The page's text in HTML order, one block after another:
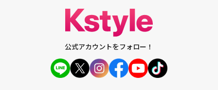
公式アカウントをフォロー！